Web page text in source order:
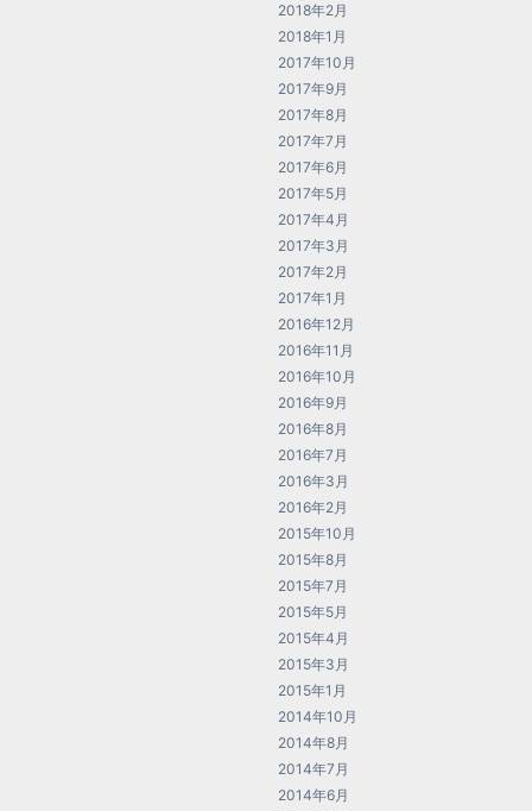
2018年2月
2018年1月
2017年10月
2017年9月
2017年8月
2017年7月
2017年6月
2017年5月
2017年4月
2017年3月
2017年2月
2017年1月
2016年12月
2016年11月
2016年10月
2016年9月
2016年8月
2016年7月
2016年3月
2016年2月
2015年10月
2015年8月
2015年7月
2015年5月
2015年4月
2015年3月
2015年1月
2014年10月
2014年8月
2014年7月
2014年6月